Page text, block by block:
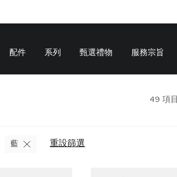
配件 系列 甄選禮物 服務宗旨
49 項目
重設篩選
藍